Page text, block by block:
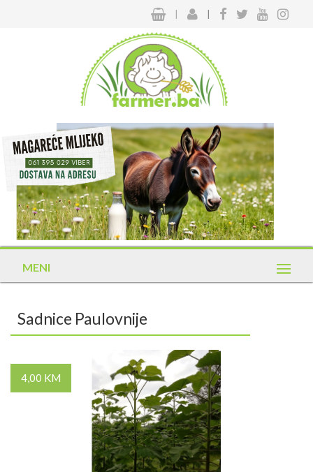
| |
MENI
Sadnice Paulovnije
4,00 KM